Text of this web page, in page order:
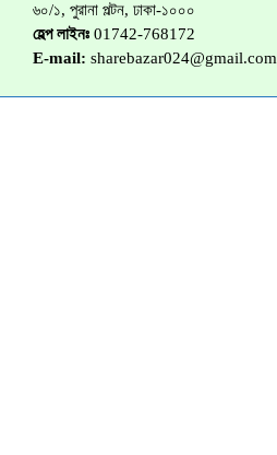
৬০/১, পুরানা পল্টন, ঢাকা-১০০০
হেল্প লাইনঃ 01742-768172
E-mail: sharebazar024@gmail.com